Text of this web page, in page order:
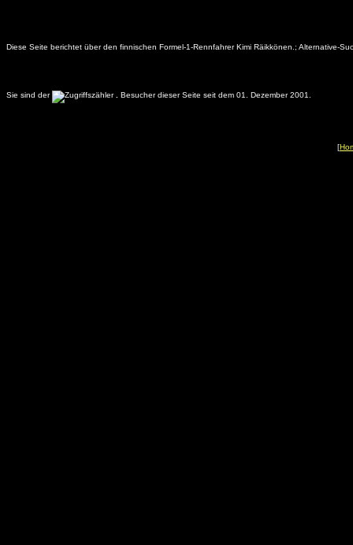
Diese Seite berichtet über den finnischen Formel-1-Rennfahrer Kimi Räikkönen.; Alternative-
Sie sind der . Besucher dieser Seite seit dem 01. Dezember 2001.
[